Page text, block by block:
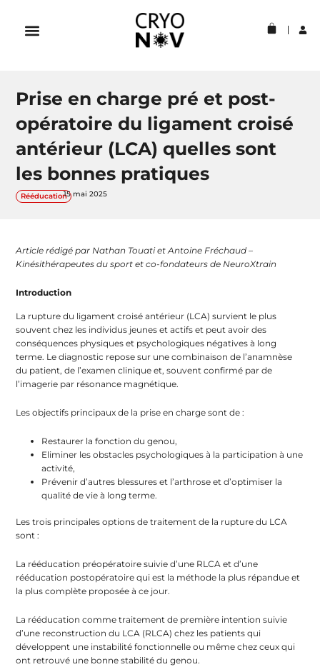
Panier
Prise en charge pré et post-
opératoire du ligament croisé
antérieur (LCA) quelles sont
les bonnes pratiques
Rééducation15 mai 2025
Article rédigé par Nathan Touati et Antoine Fréchaud –
Kinésithérapeutes du sport et co-fondateurs de NeuroXtrain
Introduction
La rupture du ligament croisé antérieur (LCA) survient le plus
souvent chez les individus jeunes et actifs et peut avoir des
conséquences physiques et psychologiques négatives à long
terme. Le diagnostic repose sur une combinaison de l’anamnèse
du patient, de l’examen clinique et, souvent confirmé par de
l’imagerie par résonance magnétique.
Les objectifs principaux de la prise en charge sont de :
Restaurer la fonction du genou,
Eliminer les obstacles psychologiques à la participation à une
activité,
Prévenir d’autres blessures et l’arthrose et d’optimiser la
qualité de vie à long terme.
Les trois principales options de traitement de la rupture du LCA
sont :
La rééducation préopératoire suivie d’une RLCA et d’une
rééducation postopératoire qui est la méthode la plus répandue et
la plus complète proposée à ce jour.
La rééducation comme traitement de première intention suivie
d’une reconstruction du LCA (RLCA) chez les patients qui
développent une instabilité fonctionnelle ou même chez ceux qui
ont retrouvé une bonne stabilité du genou.